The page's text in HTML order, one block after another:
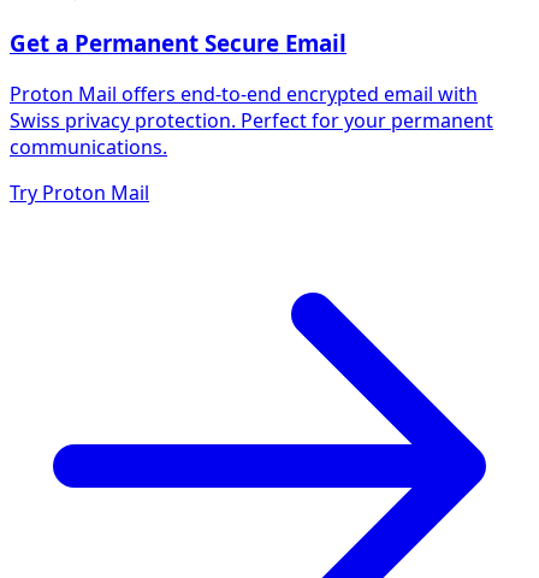
Get a Permanent Secure Email
Proton Mail offers end-to-end encrypted email with
Swiss privacy protection. Perfect for your permanent
communications.
Try Proton Mail